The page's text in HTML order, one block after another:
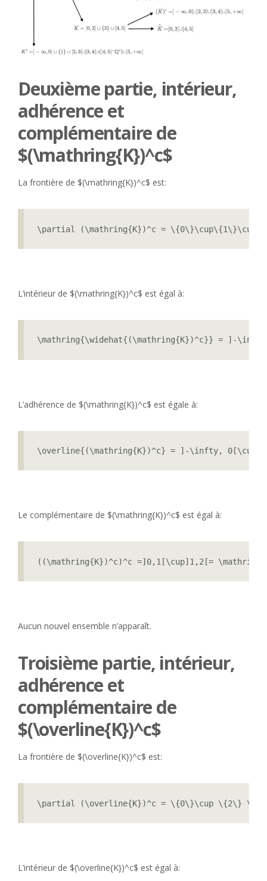
Deuxième partie, intérieur,
adhérence et
complémentaire de
$(\mathring{K})^c$
La frontière de $(\mathring{K})^c$ est:
\partial (\mathring{K})^c =
L’intérieur de $(\mathring{K})^c$ est égal à:
\mathring{\widehat{(\mathring{K})^c}} = ]-
L’adhérence de $(\mathring{K})^c$ est égale à:
\overline{(\mathring{K})^c} = ]-\infty,
Le complémentaire de $(\mathring{K})^c$ est égal à:
((\mathring{K})^c)^c =]0,1[\cup]1,2[=
Aucun nouvel ensemble n’apparaît.
Troisième partie, intérieur,
adhérence et
complémentaire de
$(\overline{K})^c$
La frontière de $(\overline{K})^c$ est:
\partial (\overline{K})^c = \{0\}\cup \{2\}
L’intérieur de $(\overline{K})^c$ est égal à: